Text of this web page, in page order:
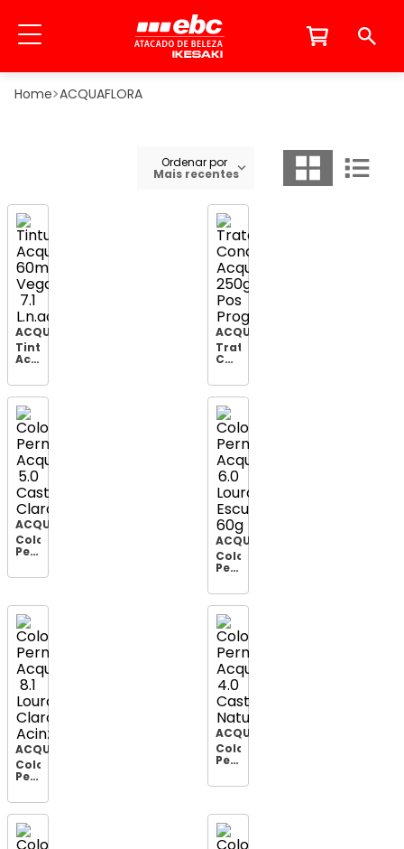
ACQUAFLORA
Ordenar por
Mais recentes
ACQUAFLORA
Tintura
Acquaflora
Vegana
7.1
L.n.acin
ACQUAFLORA
Tratamento
Condicionante
250g
Pos
Progressiv
ACQUAFLORA
Coloração
Permanente
5.0
ACQUAFLORA
Coloração
Permanete
6.0
Louro
Escuro
60g
ACQUAFLORA
Coloração
Permanente
8.1
Louro
Claro
Acinzentado
ACQUAFLORA
Coloração
Permanente
4.0